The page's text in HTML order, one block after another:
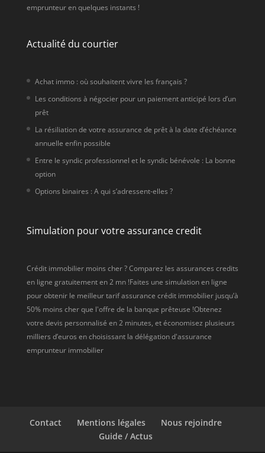
emprunteur en quelques instants !
Actualité du courtier
Achat immo : où souhaitent vivre les français ?
Les conditions à négocier pour un paiement anticipé lors d’un
prêt
La résiliation de votre assurance de prêt à la date d’échéance
annuelle enfin possible
Entre le syndic professionnel et le syndic bénévole : La bonne
option
Options binaires : A qui s’adressent-elles ?
Simulation pour votre assurance credit
Crédit immobilier moins cher ? Comparez les assurances credits
en ligne gratuitement en 2 mn !Faites une simulation en ligne
pour obtenir le meilleur tarif assurance crédit immobilier jusqu’à
50% moins cher que l'offre de la banque prêteuse !Obtenez
votre devis personnalisé en 2 minutes, et économisez plusieurs
milliers d’euros en choisissant la délégation d'assurance
emprunteur immobilier
Contact Mentions légales
Nous rejoindre
Guide / Actus